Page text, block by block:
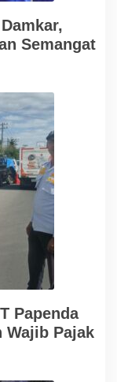
Semangat
Papenda
Wajib Pajak